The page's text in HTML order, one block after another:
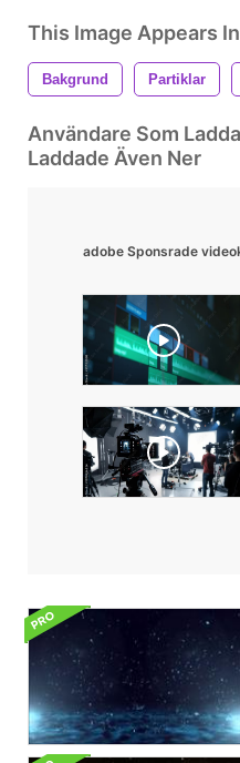
This Image Appears
Bakgrund Partiklar
Användare Som
Laddade Även Ner
adobe Sponsrade